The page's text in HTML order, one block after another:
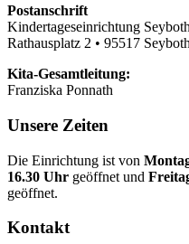
Postanschrift
Kindertageseinrichtung
Rathausplatz 2 • 95517
Kita-Gesamtleitung:
Franziska Ponnath
Unsere Zeiten
Die Einrichtung ist von
16.30 Uhr geöffnet und
geöffnet.
Kontakt